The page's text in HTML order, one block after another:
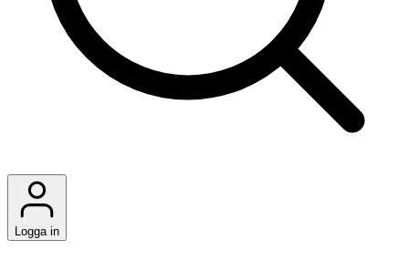
Logga in